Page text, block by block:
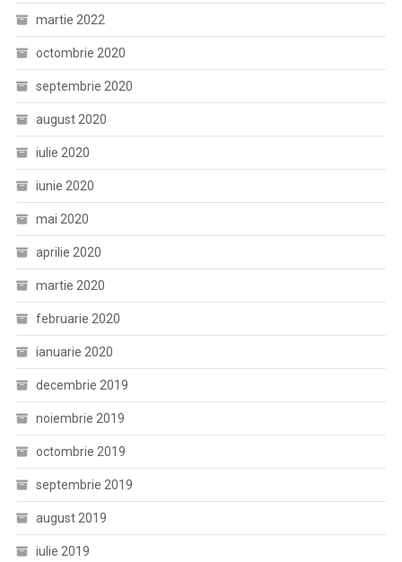
martie 2022
octombrie 2020
septembrie 2020
august 2020
iulie 2020
iunie 2020
mai 2020
aprilie 2020
martie 2020
februarie 2020
ianuarie 2020
decembrie 2019
noiembrie 2019
octombrie 2019
septembrie 2019
august 2019
iulie 2019